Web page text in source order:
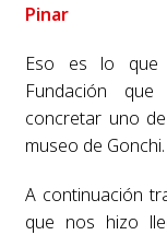
Pinar
Eso es lo que
Fundación
concretar uno
museo de Gonchi.
A continuación
que nos hizo